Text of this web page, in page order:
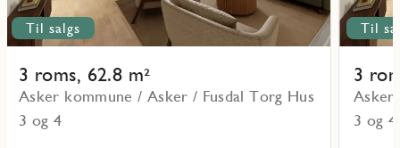
Til salgs
3 roms, 62.8 m²
Asker kommune / Asker / Fusdal Torg Hus
3 og 4
Til
3
Asker
3 og 4